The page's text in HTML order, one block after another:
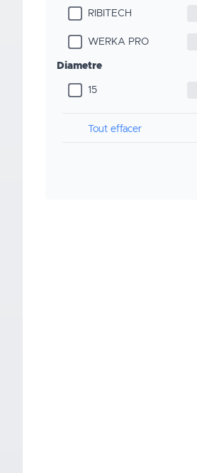
RIBITECH
WERKA PRO
Diametre
15
Tout effacer